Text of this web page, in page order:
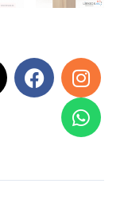
F
a
o
I
n
s
t
r
W
h
a
t
p